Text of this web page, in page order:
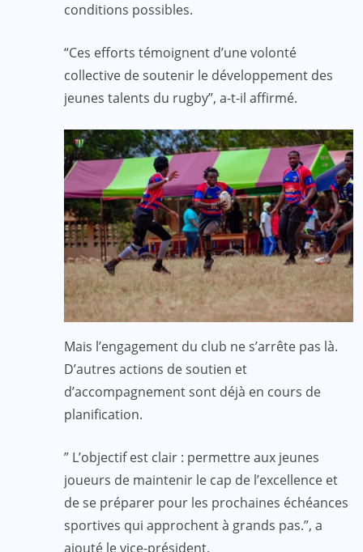
conditions possibles.
“Ces efforts témoignent d’une volonté
collective de soutenir le développement des
jeunes talents du rugby”, a-t-il affirmé.
Mais l’engagement du club ne s’arrête pas là.
D’autres actions de soutien et
d’accompagnement sont déjà en cours de
planification.
” L’objectif est clair : permettre aux jeunes
joueurs de maintenir le cap de l’excellence et
de se préparer pour les prochaines échéances
sportives qui approchent à grands pas.”, a
ajouté le vice-président.